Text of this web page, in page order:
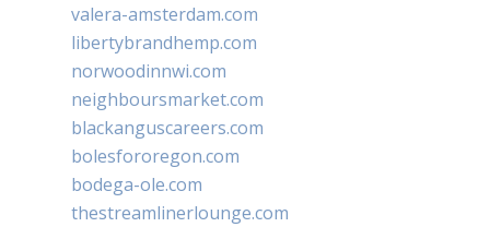
valera-amsterdam.com
libertybrandhemp.com
norwoodinnwi.com
neighboursmarket.com
blackanguscareers.com
bolesfororegon.com
bodega-ole.com
thestreamlinerlounge.com